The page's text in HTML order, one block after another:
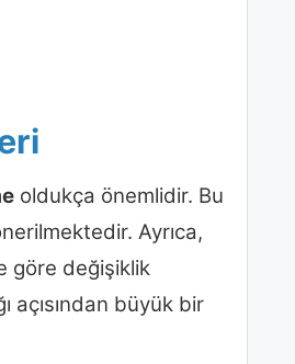
oldukça önemlidir. Bu
Ayrıca,
göre değişiklik
açısından büyük bir